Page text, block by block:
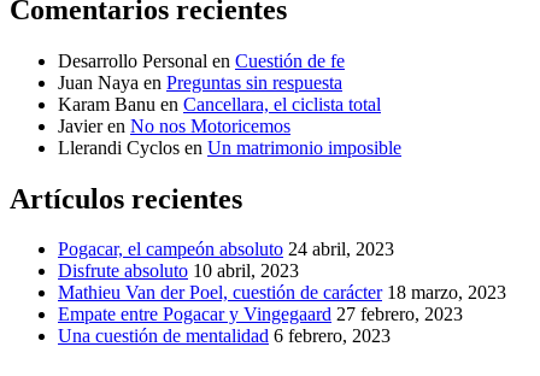
Comentarios recientes
Desarrollo Personal en Cuestión de fe
Juan Naya en Preguntas sin respuesta
Karam Banu en Cancellara, el ciclista total
Javieren No nos Motoricemos
Llerandi Cyclos en Un matrimonio imposible
Artículos recientes
Pogacar, el campeón absoluto 24 abril, 2023
Disfrute absoluto 10 abril, 2023
Mathieu Van der Poel, cuestión de carácter 18 marzo, 2023
Empate entre Pogacar y Vingegaard 27 febrero, 2023
Una cuestión de mentalidad 6 febrero, 2023